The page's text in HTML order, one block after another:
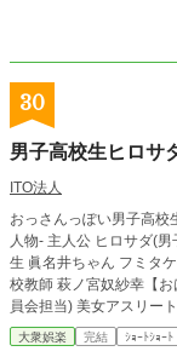
30
男子高校生ヒロサ
ITO法人
おっさんっぽい男子高校生
人物- 主人公 ヒロサダ(男子高校生) ヒロサダ一家 母ちゃん 姐御 ヒロサダの同級
生 眞名井ちゃん フミタケ(他クラス) 内筋野肉 蛋白質 松野さん 無糖 珈琲麻呂 高
校教師 萩ノ宮奴紗幸【おはぎ】(国語科現代文/学年主任) 皐月先生(英語科/飼育委
員会担当) 美女アスリート 坂本花織選手(さかもとっちゃん) 池江璃花子選手(い
けえりっちゃん)
大衆娯楽 完結 ｼｮｰﾄｼｮｰﾄ